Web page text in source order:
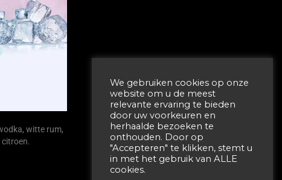
witte rum,
We gebruiken cookies op onze
website om u de meest
relevante ervaring te bieden
door uw voorkeuren en
herhaalde bezoeken te
onthouden. Door op
"Accepteren" te klikken, stemt u
in met het gebruik van ALLE
cookies.